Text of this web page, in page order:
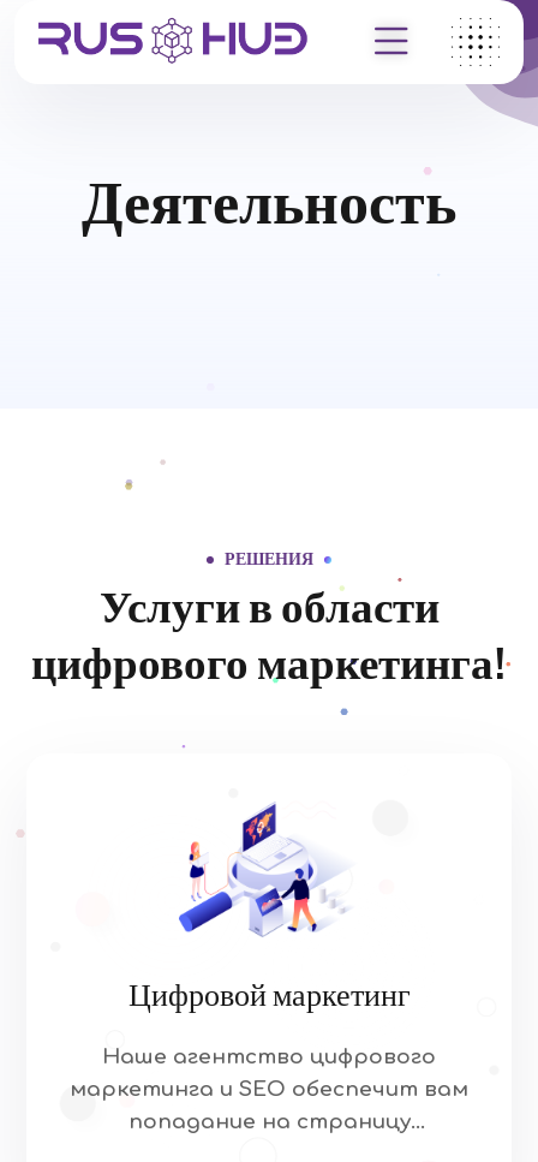
Деятельность
РЕШЕНИЯ
Услуги в области
цифрового маркетинга!
Цифровой маркетинг
Наше агентство цифрового
маркетинга и SEO обеспечит вам
попадание на страницу